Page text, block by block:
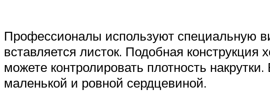
Профессионалы используют специальную
вставляется листок. Подобная
можете контролировать плотность
маленькой и ровной сердцевиной.